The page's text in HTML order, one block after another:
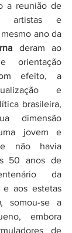
a reunião de
artistas e
deram ao
orientação
efeito, a
e
brasileira,
dimensão
jovem e
não havia
50 anos de
da
e aos estetas
, somou-se a
embora
de